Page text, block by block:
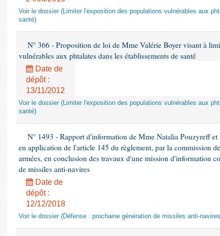
Voir le dossier (Limiter l'exposition des populations vulnérables aux
santé)
N° 366 - Proposition de loi de Mme Valérie Boyer visant à
vulnérables aux phtalates dans les établissements de santé
Date de
dépôt :
13/11/2012
Voir le dossier (Limiter l'exposition des populations vulnérables aux
santé)
N° 1493 - Rapport d'information de Mme Natalia Pouzyreff
en application de l'article 145 du règlement, par la commission
armées, en conclusion des travaux d'une mission d'information
de missiles anti-navires
Date de
dépôt :
12/12/2018
Voir le dossier (Défense : prochaine génération de missiles anti-